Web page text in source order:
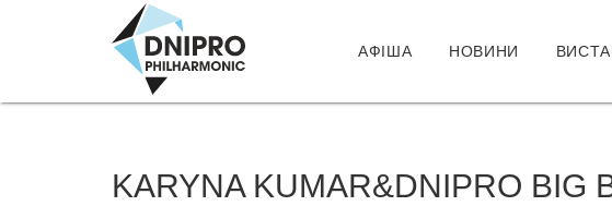
АФІША НОВИНИ
KARYNA KUMAR&DNIPRO BIG